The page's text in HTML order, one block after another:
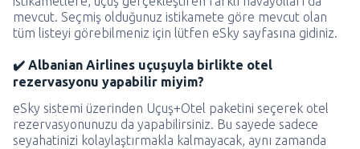
mevcut. Seçmiş olduğunuz istikamete göre mevcut olan
tüm listeyi görebilmeniz için lütfen eSky sayfasına gidiniz.
✔️ Albanian Airlines uçuşuyla birlikte otel
rezervasyonu yapabilir miyim?
eSky sistemi üzerinden Uçuş+Otel paketini seçerek otel
rezervasyonunuzu da yapabilirsiniz. Bu sayede sadece
seyahatinizi kolaylaştırmakla kalmayacak, aynı zamanda